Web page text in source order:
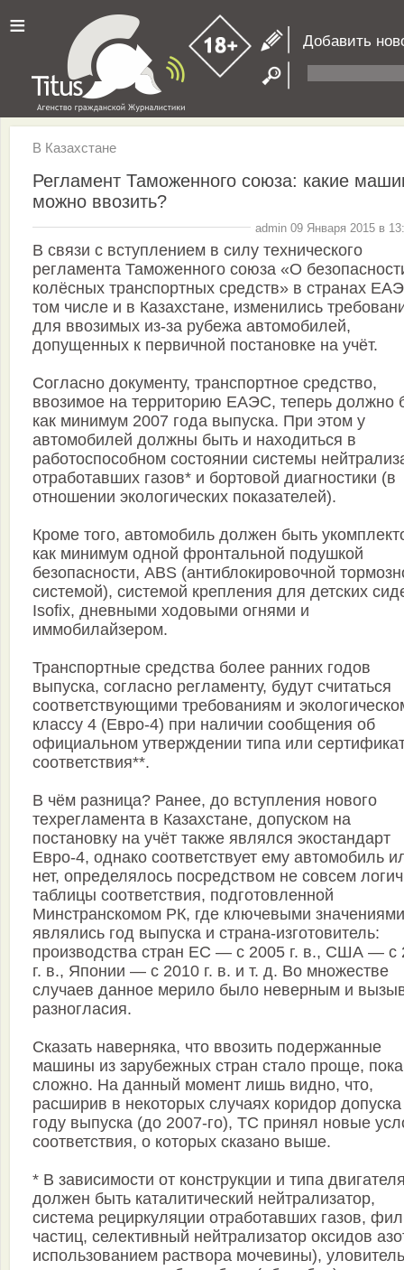
≡ Добавить
В Казахстане
Регламент Таможенного союза: какие
можно ввозить?
admin 09 Января 2015 в
В связи с вступлением в силу технического
регламента Таможенного союза «О
колёсных транспортных средств» в странах
том числе и в Казахстане, изменились
для ввозимых из-за рубежа автомобилей,
допущенных к первичной постановке на учёт.
Согласно документу, транспортное средство,
ввозимое на территорию ЕАЭС, теперь должно
как минимум 2007 года выпуска. При этом у
автомобилей должны быть и находиться в
работоспособном состоянии системы
отработавших газов* и бортовой диагностики (в
отношении экологических показателей).
Кроме того, автомобиль должен быть
как минимум одной фронтальной подушкой
безопасности, ABS (антиблокировочной
системой), системой крепления для детских
Isofix, дневными ходовыми огнями и
иммобилайзером.
Транспортные средства более ранних годов
выпуска, согласно регламенту, будут считаться
соответствующими требованиям и
классу 4 (Евро-4) при наличии сообщения об
официальном утверждении типа или
соответствия**.
В чём разница? Ранее, до вступления нового
техрегламента в Казахстане, допуском на
постановку на учёт также являлся экостандарт
Евро-4, однако соответствует ему автомобиль
нет, определялось посредством не совсем
таблицы соответствия, подготовленной
Минстранскомом РК, где ключевыми значениями
являлись год выпуска и страна-изготовитель:
производства стран ЕС — с 2005 г. в., США — с
г. в., Японии — с 2010 г. в. и т. д. Во множестве
случаев данное мерило было неверным и
разногласия.
Сказать наверняка, что ввозить подержанные
машины из зарубежных стран стало проще, пока
сложно. На данный момент лишь видно, что,
расширив в некоторых случаях коридор
году выпуска (до 2007-го), ТС принял новые
соответствия, о которых сказано выше.
* В зависимости от конструкции и типа
должен быть каталитический нейтрализатор,
система рециркуляции отработавших газов,
частиц, селективный нейтрализатор оксидов
использованием раствора мочевины), уловитель